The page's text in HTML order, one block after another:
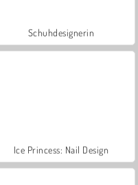
Schuhdesignerin
Ice Princess: Nail Design